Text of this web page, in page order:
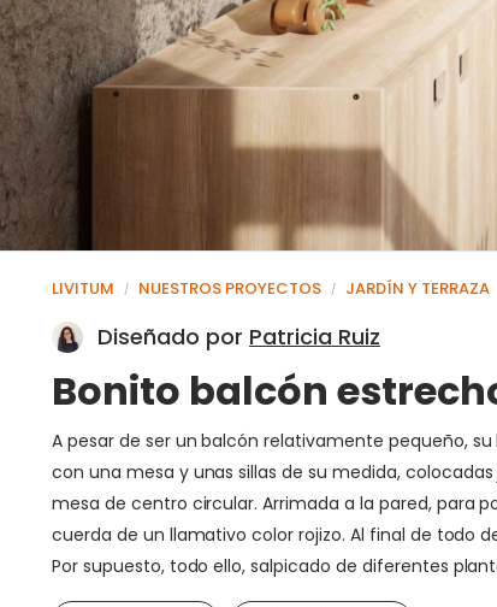
LIVITUM / NUESTROS PROYECTOS / JARDÍN Y TERRAZA
Diseñado por Patricia Ruiz
Bonito balcón
A pesar de ser un balcón relativamente pequeño,
con una mesa y unas sillas de su medida,
mesa de centro circular. Arrimada a la pared, para
cuerda de un llamativo color rojizo. Al final de todo
Por supuesto, todo ello, salpicado de diferentes